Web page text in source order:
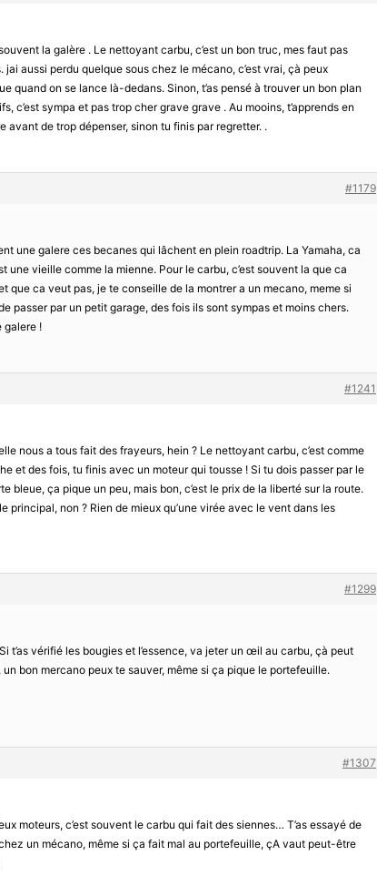
la galère . Le nettoyant carbu, c’est un bon truc, mes faut pas
jai aussi perdu quelque sous chez le mécano, c’est vrai, çà peux
quand on se lance là-dedans. Sinon, t’as pensé à trouver un bon plan
c’est sympa et pas trop cher grave grave . Au mooins, t’apprends en
avant de trop dépenser, sinon tu finis par regretter. .
#1179
une galere ces becanes qui lâchent en plein roadtrip. La Yamaha, ca
une vieille comme la mienne. Pour le carbu, c’est souvent la que ca
que ca veut pas, je te conseille de la montrer a un mecano, meme si
passer par un petit garage, des fois ils sont sympas et moins chers.
galere !
#1241
nous a tous fait des frayeurs, hein ? Le nettoyant carbu, c’est comme
et des fois, tu finis avec un moteur qui tousse ! Si tu dois passer par le
bleue, ça pique un peu, mais bon, c’est le prix de la liberté sur la route.
principal, non ? Rien de mieux qu’une virée avec le vent dans les
#1299
t’as vérifié les bougies et l’essence, va jeter un œil au carbu, çà peut
bon mercano peux te sauver, même si ça pique le portefeuille.
#1307
moteurs, c’est souvent le carbu qui fait des siennes… T’as essayé de
un mécano, même si ça fait mal au portefeuille, çA vaut peut-être